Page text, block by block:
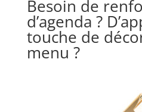
Besoin de
d’agenda ?
touche de
menu ?